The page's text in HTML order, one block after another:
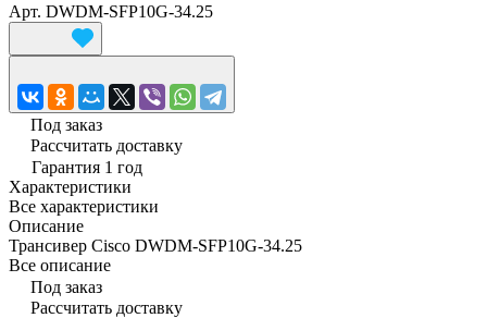
Арт. DWDM-SFP10G-34.25
Под заказ
Рассчитать доставку
Гарантия 1 год
Характеристики
Все характеристики
Описание
Трансивер Cisco DWDM-SFP10G-34.25
Все описание
Под заказ
Рассчитать доставку